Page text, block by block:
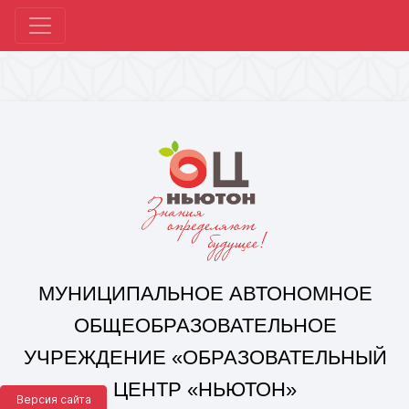
Версия сайта
Корпус 1: г. Челябинск,
ул. 250-летия Челябинска, д. 46
Корпус 2: г. Челябинск,
контакты: +7(351) 214-97-92, mail@ocnewton.ru
МУНИЦИПАЛЬНОЕ АВТОНОМНОЕ
ОБЩЕОБРАЗОВАТЕЛЬНОЕ
УЧРЕЖДЕНИЕ «ОБРАЗОВАТЕЛЬНЫЙ
Г. ЧЕЛЯБИНСКА»